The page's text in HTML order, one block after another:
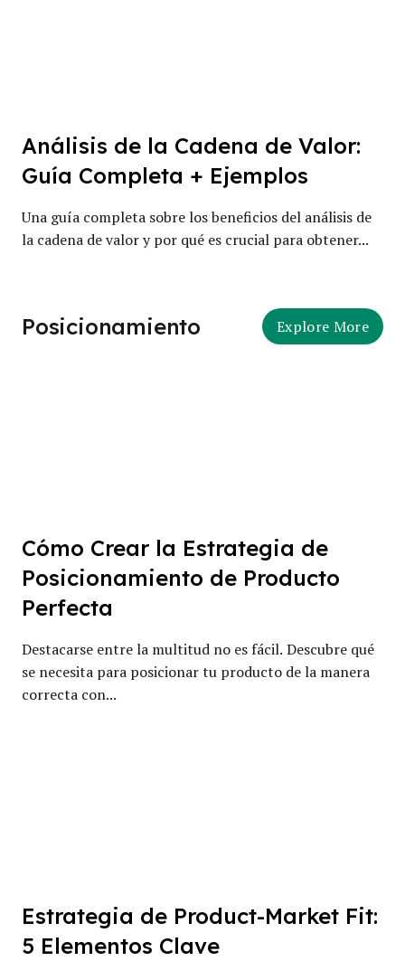
Análisis de la Cadena de Valor:
Guía Completa + Ejemplos
Una guía completa sobre los beneficios del análisis de
la cadena de valor y por qué es crucial para obtener...
Posicionamiento Explore More
Cómo Crear la Estrategia de
Posicionamiento de Producto
Perfecta
Destacarse entre la multitud no es fácil. Descubre qué
se necesita para posicionar tu producto de la manera
correcta con...
Estrategia de Product-Market Fit:
5 Elementos Clave